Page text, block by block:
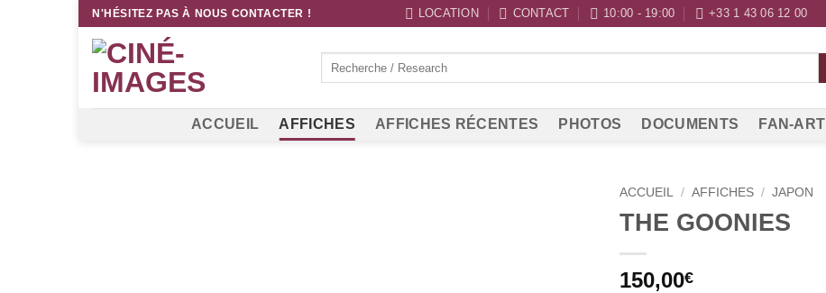
Passer
contenu
N'HÉSITEZ PAS À NOUS CONTACTER ! LOCATION CONTACT 10:00 - 19:00 +33 1 43 06 12 00
ACCUEIL AFFICHES AFFICHES RÉCENTES PHOTOS DOCUMENTS FAN-ART
ACCUEIL / AFFICHES / JAPON
THE GOONIES
150,00€